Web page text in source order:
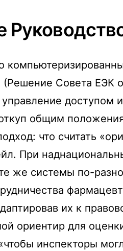
Совета ЕЭК
доступом
общим
что считать
При
же системы по-
их к
ориентир для
инспекторы